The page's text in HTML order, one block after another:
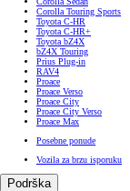
Corolla Touring Sports
Toyota C-HR
Toyota C-HR+
Toyota bZ4X
bZ4X Touring
Prius Plug-in
RAV4
Proace
Proace Verso
Proace City
Proace City Verso
Proace Max
Posebne ponude
Vozila za brzu isporuku
Podrška